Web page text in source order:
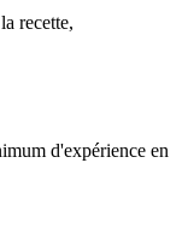
recette,
d'expérience en